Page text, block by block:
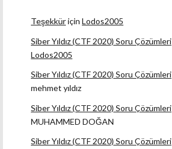
TeşekküriçinLodos2005
Siber Yıldız (CTF 2020) Soru Çözümleri
Lodos2005
Siber Yıldız (CTF 2020) Soru Çözümleri
mehmet yıldız
Siber Yıldız (CTF 2020) Soru Çözümleri
MUHAMMED DOĞAN
Siber Yıldız (CTF 2020) Soru Çözümleri